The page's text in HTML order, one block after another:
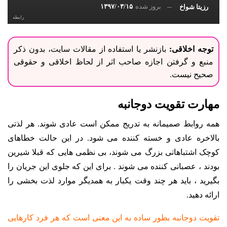
رزیتا شواخ بروز شده ۱۳۹۷/۰۳/۱۵
رابطه
توجه اخلاقی: بازنشر یا استفاده از مقالات سایت، بدون ذکر
منبع و گرفتن اجازه صاحب اثر از لحاظ اخلاقی و حقوقی
صحیح نیست.
مهارت تقویت دوجانبه
همه روابط صمیمانه به تدریج ممکن است عادی شوند. هر لذتی
بالاخره عادی و خسته کننده می شود. در این حالت خطاهای
کوچک اشتباهاتی بزرگ می شوند، بی نظمی هایی که قبلا شیرین
بودند ، عصبانی کننده می شوند . برای این که جلوی این جریان را
بگیرید ، باید هر چند وقت یکبار به همدیگر موارد لذت بخشی را
ارائه دهید.
تقویت دوجانبه بطور ساده به این معنی است که هر فرد کارهایی